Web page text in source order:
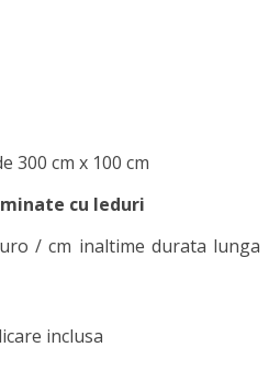
300 cm x 100 cm
cu leduri
/ cm inaltime durata lunga
inclusa